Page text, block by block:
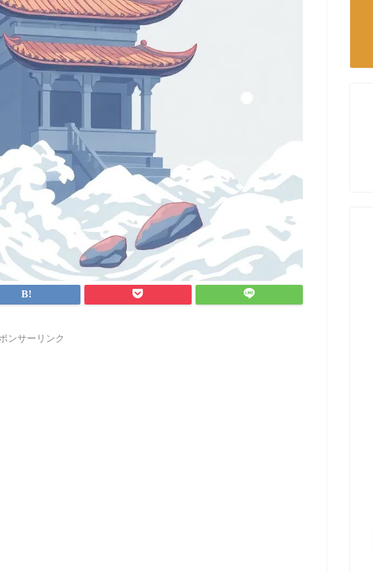
ンサーリンク